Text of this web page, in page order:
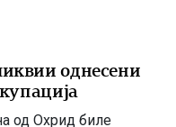
однесени
од Охрид биле